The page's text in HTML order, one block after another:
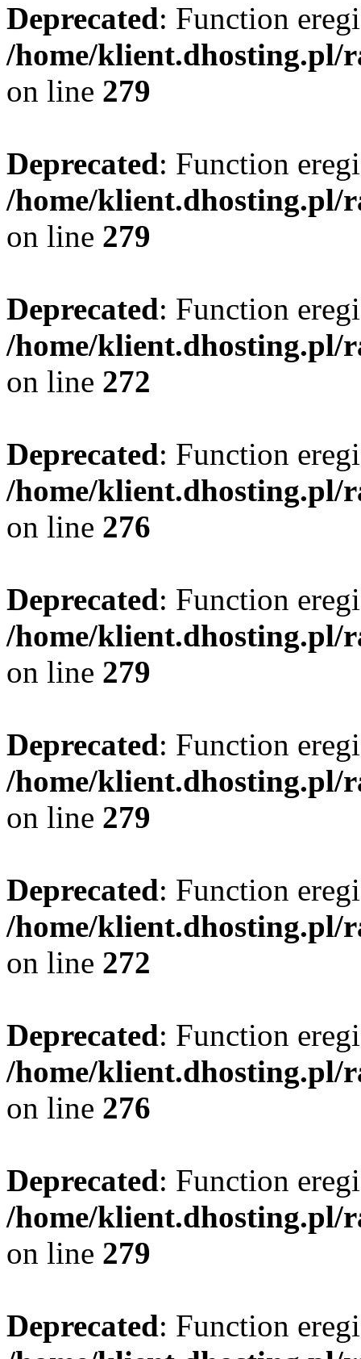
Deprecated: Function
/home/klient.dhosting.pl/
on line 279
Deprecated: Function
/home/klient.dhosting.pl/
on line 279
Deprecated: Function
/home/klient.dhosting.pl/
on line 272
Deprecated: Function
/home/klient.dhosting.pl/
on line 276
Deprecated: Function
/home/klient.dhosting.pl/
on line 279
Deprecated: Function
/home/klient.dhosting.pl/
on line 279
Deprecated: Function
/home/klient.dhosting.pl/
on line 272
Deprecated: Function
/home/klient.dhosting.pl/
on line 276
Deprecated: Function
/home/klient.dhosting.pl/
on line 279
Deprecated: Function